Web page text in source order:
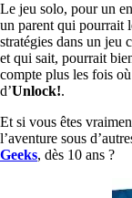
Le jeu solo, pour un
un parent qui pourrait
stratégies dans un jeu
et qui sait, pourrait
compte plus les fois
d’Unlock!.
Et si vous êtes
l’aventure sous
Geeks, dès 10 ans ?